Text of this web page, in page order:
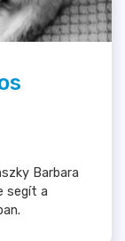
Barbara
segít a